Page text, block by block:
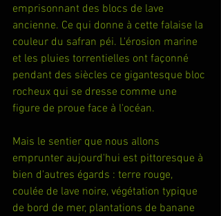
emprisonnant des blocs de lave
ancienne. Ce qui donne à cette falaise la
couleur du safran péi. L'érosion marine
et les pluies torrentielles ont façonné
pendant des siècles ce gigantesque bloc
rocheux qui se dresse comme une
figure de proue face à l'océan.
Mais le sentier que nous allons
emprunter aujourd'hui est pittoresque à
bien d'autres égards : terre rouge,
coulée de lave noire, végétation typique
de bord de mer, plantations de banane